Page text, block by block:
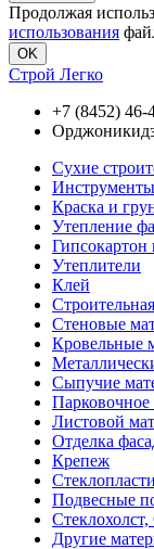
Продолжая
использования
OK
Строй Легко
+7 (8452) 46-
Сухие
Краска и
Утепление
Утеплители
Клей
Стеновые
Кровельные
Сыпучие
Парковочное
Листовой
Отделка
Крепеж
Подвесные
Другие